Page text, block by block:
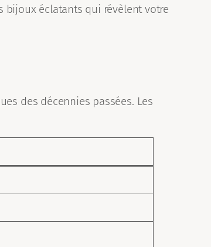
bijoux éclatants qui révèlent votre
des décennies passées. Les